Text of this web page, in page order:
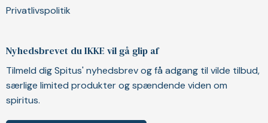
Privatlivspolitik
Nyhedsbrevet du IKKE vil gå glip af
Tilmeld dig Spitus' nyhedsbrev og få adgang til vilde tilbud,
særlige limited produkter og spændende viden om
spiritus.